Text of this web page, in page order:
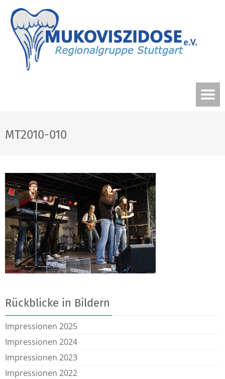
MT2010-010
Rückblicke in Bildern
Impressionen 2025
Impressionen 2024
Impressionen 2023
Impressionen 2022